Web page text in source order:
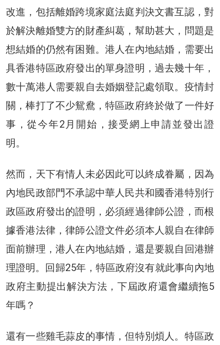
改進，包括離婚跨境家庭法庭判決文書互認，對
於解決離婚雙方的財產糾葛，幫助甚大，問題是
想結婚的仍然有困難。港人在內地結婚，需要出
具香港特區政府發出的單身證明，過去幾十年，
數十萬港人需要親自去婚姻登記處領取。疫情封
關，棒打了不少鴛鴦，特區政府終於做了一件好
事，從今年2月開始，接受網上申請並發出證
明。
然而，天下有情人未必因此可以終成眷屬，因為
內地民政部門不承認中華人民共和國香港特別行
政區政府發出的證明，必須經過律師公證，而根
據香港法律，律師公證文件必須本人親自在律師
面前辦理，港人在內地結婚，還是要親自回港辦
理證明。回歸25年，特區政府沒有就此事向內地
政府主動提出解決方法，下屆政府還會繼續拖5
年嗎？
還有一些雞毛蒜皮的事情，但特別煩人。特區政